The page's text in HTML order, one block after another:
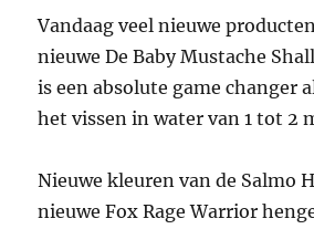
Vandaag veel nieuwe
nieuwe De Baby Mustache
is een absolute game changer
het vissen in water van 1 tot 2
Nieuwe kleuren van de Salmo
nieuwe Fox Rage Warrior